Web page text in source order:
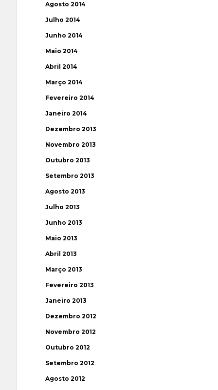
Agosto 2014
Julho 2014
Junho 2014
Maio 2014
Abril 2014
Março 2014
Fevereiro 2014
Janeiro 2014
Dezembro 2013
Novembro 2013
Outubro 2013
Setembro 2013
Agosto 2013
Julho 2013
Junho 2013
Maio 2013
Abril 2013
Março 2013
Fevereiro 2013
Janeiro 2013
Dezembro 2012
Novembro 2012
Outubro 2012
Setembro 2012
Agosto 2012